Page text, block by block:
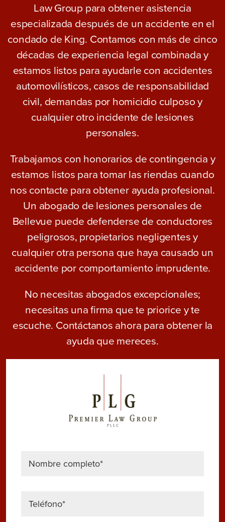
Law Group para obtener asistencia
especializada después de un accidente en el
condado de King. Contamos con más de cinco
décadas de experiencia legal combinada y
estamos listos para ayudarle con accidentes
automovilísticos, casos de responsabilidad
civil, demandas por homicidio culposo y
cualquier otro incidente de lesiones
personales.
Trabajamos con honorarios de contingencia y
estamos listos para tomar las riendas cuando
nos contacte para obtener ayuda profesional.
Un abogado de lesiones personales de
Bellevue puede defenderse de conductores
peligrosos, propietarios negligentes y
cualquier otra persona que haya causado un
accidente por comportamiento imprudente.
No necesitas abogados excepcionales;
necesitas una firma que te priorice y te
escuche. Contáctanos ahora para obtener la
ayuda que mereces.